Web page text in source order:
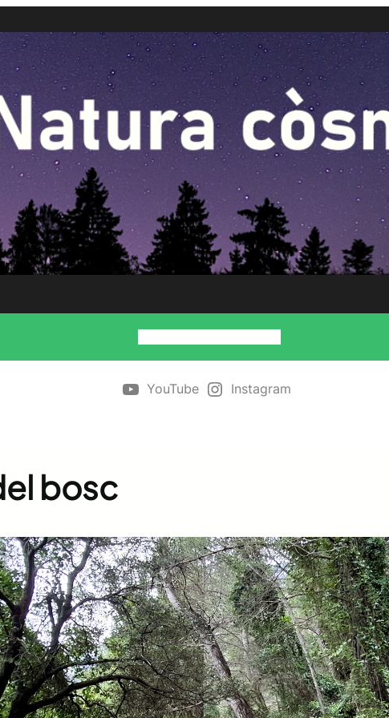
YouTube Instagram
bosc